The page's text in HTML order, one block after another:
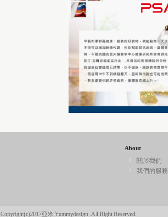
About
關於我們
我們的服務
Copyright(c)2017亞米 Yummydesign .All Right Reserved.